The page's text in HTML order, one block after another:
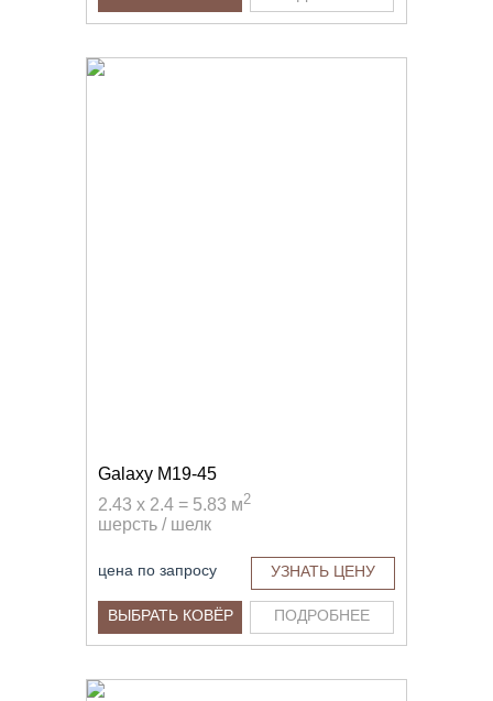
Galaxy M19-45
2.43 x 2.4 = 5.83 м2
шерсть / шелк
цена по запросу УЗНАТЬ ЦЕНУ
ВЫБРАТЬ КОВЁР ПОДРОБНЕЕ